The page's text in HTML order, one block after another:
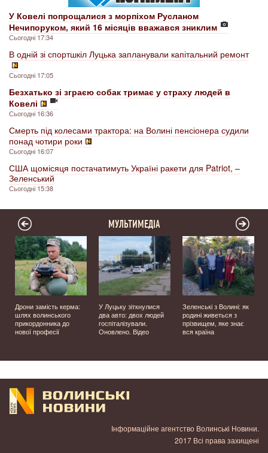
У Ковелі попрощалися з морпіхом Русланом
Нечипоруком, який 16 місяців вважався зниклим
Сьогодні 17:34
В одній зі спортшкіл Луцька запланували капітальний ремонт
Сьогодні 17:05
Безхатько зі зграєю собак тримає у страху людей в
Ковелі
Сьогодні 16:36
Смерть під колесами трактора: на Волині пенсіонера судили
понад чотири роки
Сьогодні 16:07
США щомісяця постачатимуть Україні ракети для Patriot, –
Зеленський
Сьогодні 15:38
МУЛЬТИМЕДІА
Дрони замість керма:
шлях волинського
прикордонника до
нової професії
У Луцьку зіткнулися
два авто: двох людей
госпіталізували.
Оновлено. Відео
Зеленські з Волині: як
родині живеться з
прізвищем, яке знає
вся країна
Інформаційне агентство Волинські Новини.
2017 Всі права захищені